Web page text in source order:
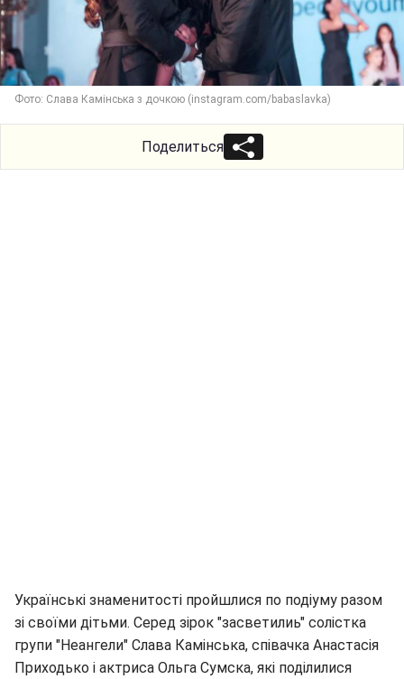
Фото: Слава Камінська з дочкою (instagram.com/babaslavka)
Поделиться
Українські знаменитості пройшлися по подіуму разом
зі своїми дітьми. Серед зірок "засветилиь" солістка
групи "Неангели" Слава Камінська, співачка Анастасія
Приходько і актриса Ольга Сумска, які поділилися